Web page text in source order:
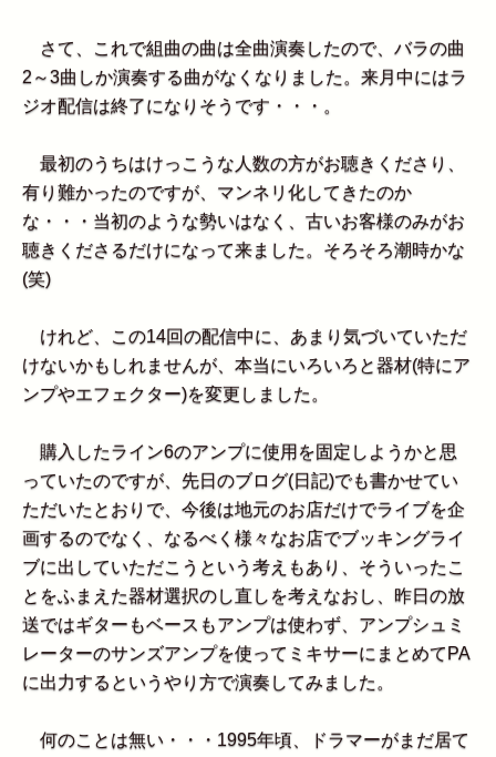
さて、これで組曲の曲は全曲演奏したので、バラの曲
2～3曲しか演奏する曲がなくなりました。来月中にはラ
ジオ配信は終了になりそうです・・・。
最初のうちはけっこうな人数の方がお聴きくださり、
有り難かったのですが、マンネリ化してきたのか
な・・・当初のような勢いはなく、古いお客様のみがお
聴きくださるだけになって来ました。そろそろ潮時かな
(笑)
けれど、この14回の配信中に、あまり気づいていただ
けないかもしれませんが、本当にいろいろと器材(特にア
ンプやエフェクター)を変更しました。
購入したライン6のアンプに使用を固定しようかと思
っていたのですが、先日のブログ(日記)でも書かせてい
ただいたとおりで、今後は地元のお店だけでライブを企
画するのでなく、なるべく様々なお店でブッキングライ
ブに出していただこうという考えもあり、そういったこ
とをふまえた器材選択のし直しを考えなおし、昨日の放
送ではギターもベースもアンプは使わず、アンプシュミ
レーターのサンズアンプを使ってミキサーにまとめてPA
に出力するというやり方で演奏してみました。
何のことは無い・・・1995年頃、ドラマーがまだ居て